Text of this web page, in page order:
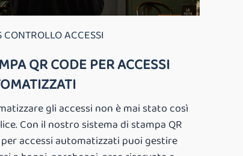
CONTROLLO ACCESSI
QR CODE PER ACCESSI
gli accessi non è mai stato così
Con il nostro sistema di stampa QR
accessi automatizzati puoi gestire